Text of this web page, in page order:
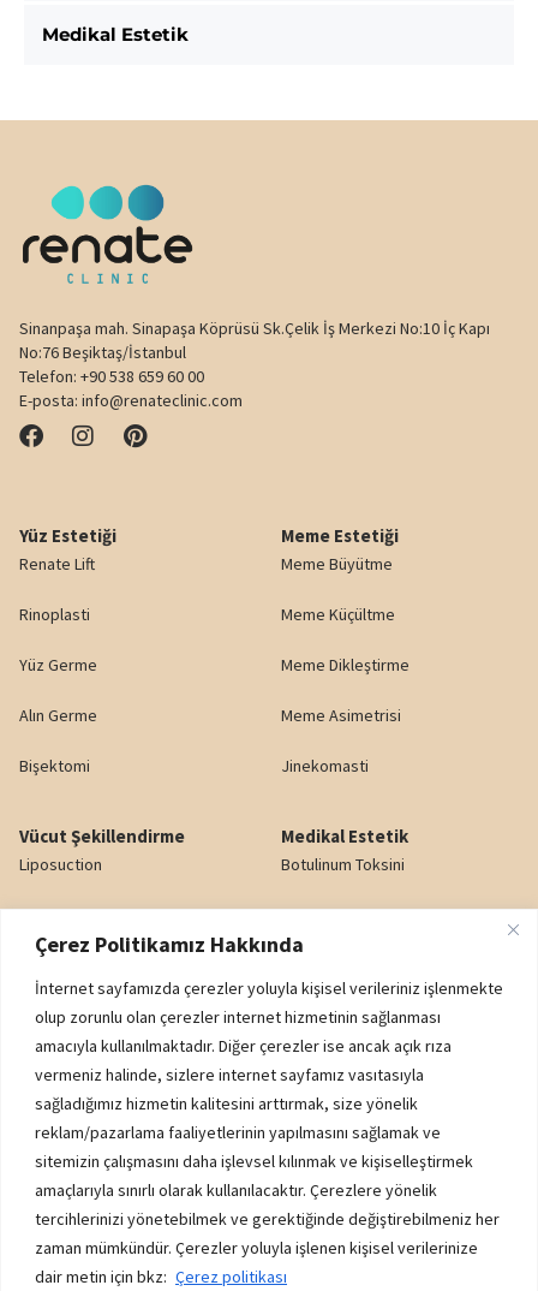
Çerez Politikamız Hakkında
İnternet sayfamızda çerezler yoluyla kişisel verileriniz işlenmekte
olup zorunlu olan çerezler internet hizmetinin sağlanması
amacıyla kullanılmaktadır. Diğer çerezler ise ancak açık rıza
vermeniz halinde, sizlere internet sayfamız vasıtasıyla
sağladığımız hizmetin kalitesini arttırmak, size yönelik
reklam/pazarlama faaliyetlerinin yapılmasını sağlamak ve
sitemizin çalışmasını daha işlevsel kılınmak ve kişiselleştirmek
amaçlarıyla sınırlı olarak kullanılacaktır. Çerezlere yönelik
tercihlerinizi yönetebilmek ve gerektiğinde değiştirebilmeniz her
zaman mümkündür. Çerezler yoluyla işlenen kişisel verilerinize
dair metin için bkz: Çerez politikası
Medikal Estetik
Sinanpaşa mah. Sinapaşa Köprüsü Sk.Çelik İş Merkezi No:10 İç Kapı
No:76 Beşiktaş/İstanbul
Telefon: +90 538 659 60 00
E-posta: info@renateclinic.com
Yüz Estetiği
Renate Lift
Rinoplasti
Yüz Germe
Alın Germe
Bişektomi
Meme Estetiği
Meme Büyütme
Meme Küçültme
Meme Dikleştirme
Meme Asimetrisi
Jinekomasti
Vücut Şekillendirme
Liposuction
Karın Germe
Popo Kaldırma (BBL)
Genital Estetik
Medikal Estetik
Botulinum Toksini
Dudak Dolgusu
Nazolabiyal Dolgu
Yanak Dolgusu
Kurumsal
K.V.K.K. AYDINLATMA METNİ
ÇEREZ POLİTİKASI
İADE - DEĞİŞİM ŞARTLARI